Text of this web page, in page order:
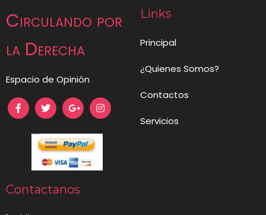
Circulando por
la Derecha
Espacio de Opinión
Links
Principal
¿Quienes Somos?
Contactos
Servicios
Contactanos